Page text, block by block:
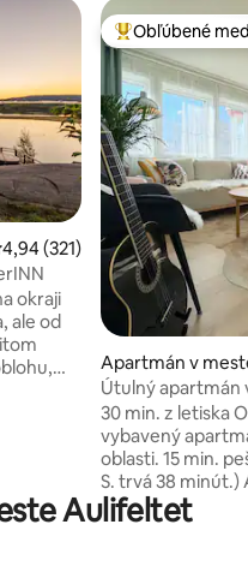
182
ohodnotenie 4,94 z
4,94 (321)
okraji
ale od
Pri
Najobľúbenejšie
Obľúbené
Apartmán v
Útulný apartmán
30 min. z letiska Oslo
vybavený
oblasti. 15 min. pešo k vlaku. (Vlak do Oslo
S. trvá 38 minút.) Asi 45 minút autom do
Osla. 15 min.
pizzerie/
Aulifeltet